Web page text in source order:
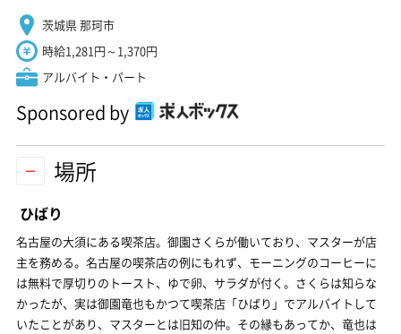
茨城県 那珂市
時給1,281円～1,370円
アルバイト・パート
Sponsored by
場所
ひばり
名古屋の大須にある喫茶店。御園さくらが働いており、マスターが店
主を務める。名古屋の喫茶店の例にもれず、モーニングのコーヒーに
は無料で厚切りのトースト、ゆで卵、サラダが付く。さくらは知らな
かったが、実は御園竜也もかつて喫茶店「ひばり」でアルバイトして
いたことがあり、マスターとは旧知の仲。その縁もあってか、竜也は